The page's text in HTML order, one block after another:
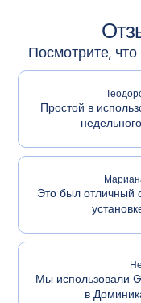
Посмотрите,
Простой в
Это был отличный
Мы использовали
в